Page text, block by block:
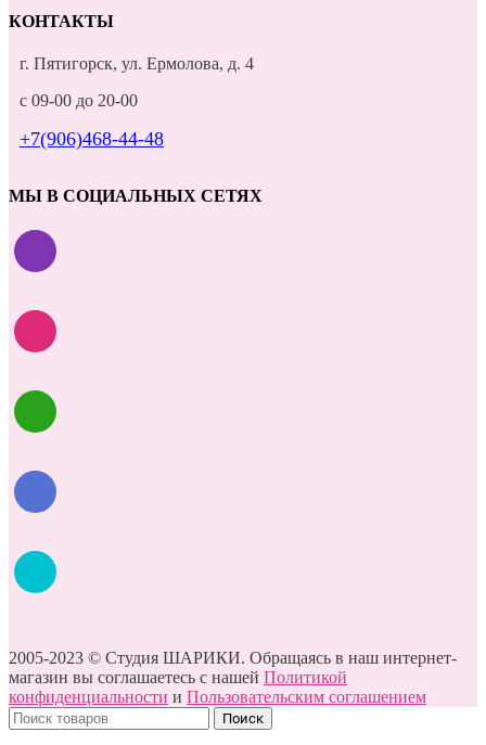
КОНТАКТЫ
г. Пятигорск, ул. Ермолова, д. 4
с 09-00 до 20-00
+7(906)468-44-48
МЫ В СОЦИАЛЬНЫХ СЕТЯХ
2005-2023 © Студия ШАРИКИ. Обращаясь в наш интернет-
магазин вы соглашаетесь с нашей Политикой
конфиденциальности и Пользовательским соглашением
Поиск